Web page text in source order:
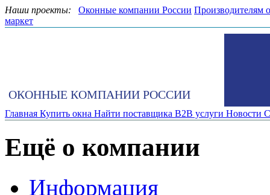
Наши проекты: Оконные компании России Производителям
маркет
ОКОННЫЕ КОМПАНИИ РОССИИ
Главная Купить окна Найти поставщика B2B услуги Новости
Ещё о компании
Информация